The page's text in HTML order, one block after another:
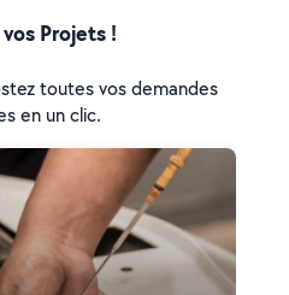
Projets !
toutes vos demandes
en un clic.